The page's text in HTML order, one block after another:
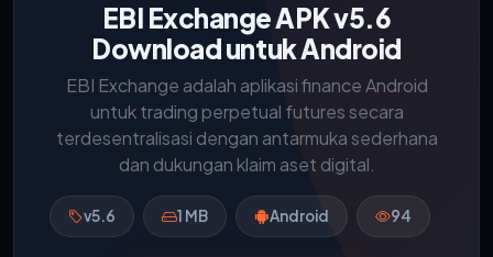
EBI Exchange APK v5.6
Download untuk Android
EBI Exchange adalah aplikasi finance Android
untuk trading perpetual futures secara
terdesentralisasi dengan antarmuka sederhana
dan dukungan klaim aset digital.
v5.6 1 MB Android 94